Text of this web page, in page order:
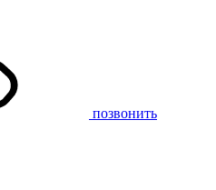
позвонить